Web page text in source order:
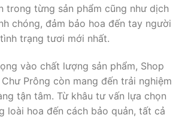
trong từng sản phẩm cũng như dịch
chóng, đảm bảo hoa đến tay người
trạng tươi mới nhất.
vào chất lượng sản phẩm, Shop
Prông còn mang đến trải nghiệm
tận tâm. Từ khâu tư vấn lựa chọn
loài hoa đến cách bảo quản, tất cả